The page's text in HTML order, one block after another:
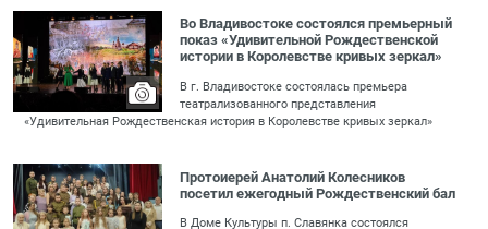
Во Владивостоке состоялся премьерный
показ «Удивительной Рождественской
истории в Королевстве кривых зеркал»
В г. Владивостоке состоялась премьера
театрализованного представления
«Удивительная Рождественская история в Королевстве кривых зеркал»
Протоиерей Анатолий Колесников
посетил ежегодный Рождественский бал
В Доме Культуры п. Славянка состоялся